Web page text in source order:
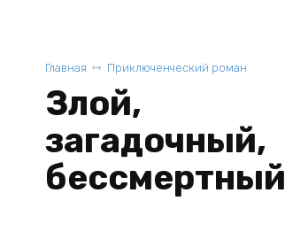
Главная Приключенческий роман
Злой,
загадочный,
бессмертный